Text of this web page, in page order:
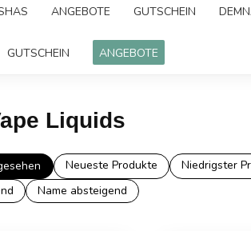
ANGEBOTE GUTSCHEIN
GUTSCHEIN ANGEBOTE
Liquids
Neueste Produkte Niedrigster
Name absteigend